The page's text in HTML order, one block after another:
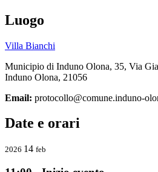
Luogo
Villa Bianchi
Municipio di Induno Olona, 35, Via
Induno Olona, 21056
Email: protocollo@comune.induno-
Date e orari
2026 14 feb